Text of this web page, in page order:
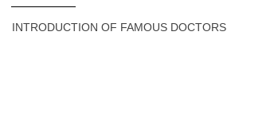
INTRODUCTION OF FAMOUS DOCTORS